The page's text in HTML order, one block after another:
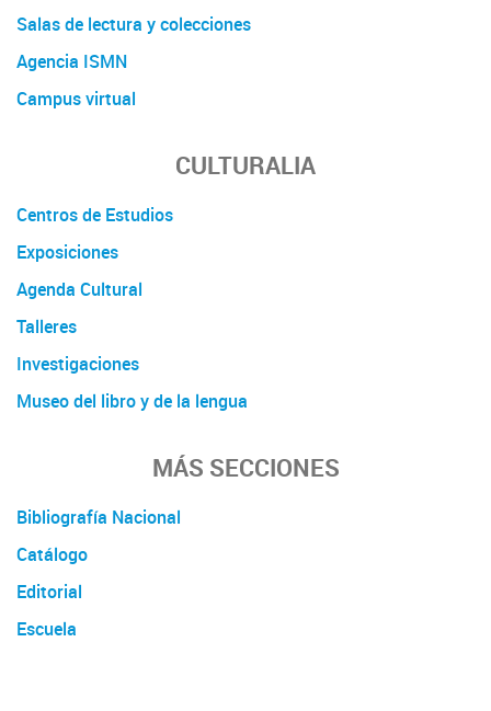
Salas de lectura y colecciones
Agencia ISMN
Campus virtual
CULTURALIA
Centros de Estudios
Exposiciones
Agenda Cultural
Talleres
Investigaciones
Museo del libro y de la lengua
MÁS SECCIONES
Bibliografía Nacional
Catálogo
Editorial
Escuela